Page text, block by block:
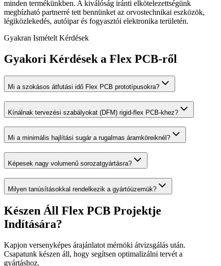
minden termékünkben. A kiválóság iránti elkötelezettségünk
megbízható partnerré tett bennünket az orvostechnikai eszközök,
légiközlekedés, autóipar és fogyasztói elektronika területén.
Gyakran Ismételt Kérdések
Gyakori Kérdések a Flex PCB-ről
Mi a szokásos átfutási idő Flex PCB prototípusokra?
Kínálnak tervezési szabályokat (DFM) rigid-flex PCB-khez?
Mi a minimális hajlítási sugár a rugalmas áramköreiknél?
Képesek nagy volumenű sorozatgyártásra?
Milyen tanúsításokkal rendelkezik a gyártóüzemük?
Készen Áll Flex PCB Projektje
Indítására?
Kapjon versenyképes árajánlatot mérnöki átvizsgálás után.
Csapatunk készen áll, hogy segítsen optimalizálni tervét a
gyártáshoz.